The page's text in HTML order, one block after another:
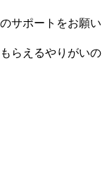
サポートをお願い
らえるやりがいの